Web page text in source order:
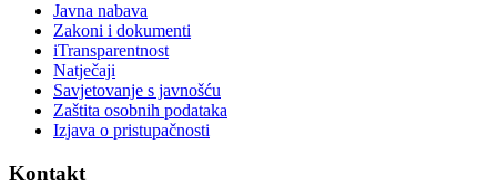
Javna nabava
Zakoni i dokumenti
iTransparentnost
Natječaji
Savjetovanje s javnošću
Zaštita osobnih podataka
Izjava o pristupačnosti
Kontakt